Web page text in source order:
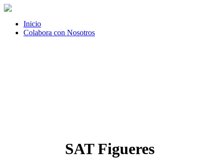
Inicio
Colabora con Nosotros
SAT Figueres